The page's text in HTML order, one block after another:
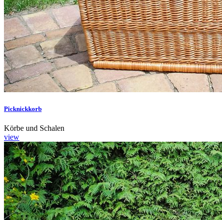
Picknickkorb
Körbe und Schalen
view